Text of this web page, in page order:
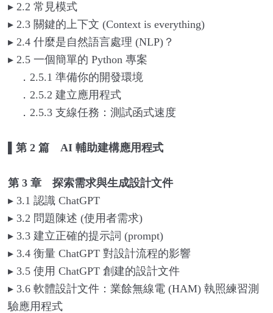
▸ 2.2 常見模式
▸ 2.3 關鍵的上下文 (Context is everything)
▸ 2.4 什麼是自然語言處理 (NLP)？
▸ 2.5 一個簡單的 Python 專案
．2.5.1 準備你的開發環境
．2.5.2 建立應用程式
．2.5.3 支線任務：測試函式速度
第 2 篇 AI 輔助建構應用程式
第 3 章 探索需求與生成設計文件
▸ 3.1 認識 ChatGPT
▸ 3.2 問題陳述 (使用者需求)
▸ 3.3 建立正確的提示詞 (prompt)
▸ 3.4 衡量 ChatGPT 對設計流程的影響
▸ 3.5 使用 ChatGPT 創建的設計文件
▸ 3.6 軟體設計文件：業餘無線電 (HAM) 執照練習測
驗應用程式